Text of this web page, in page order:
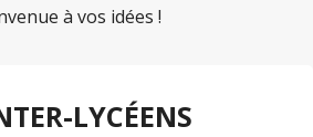
à vos idées !
LYCÉENS